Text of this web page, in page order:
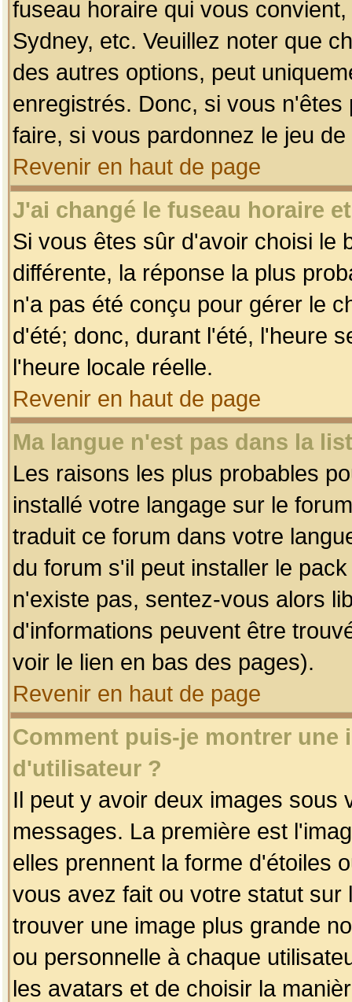
fuseau horaire qui vous
Sydney, etc. Veuillez noter que
des autres options, peut
enregistrés. Donc, si vous
faire, si vous pardonnez le jeu
Revenir en haut de page
J'ai changé le fuseau horaire
Si vous êtes sûr d'avoir choisi le
différente, la réponse la plus
n'a pas été conçu pour gérer le
d'été; donc, durant l'été, l'heure
l'heure locale réelle.
Revenir en haut de page
Ma langue n'est pas dans la
Les raisons les plus probables
installé votre langage sur le
traduit ce forum dans votre
du forum s'il peut installer le
n'existe pas, sentez-vous alors
d'informations peuvent être
voir le lien en bas des pages).
Revenir en haut de page
Comment puis-je montrer une
d'utilisateur ?
Il peut y avoir deux images sous
messages. La première est
elles prennent la forme d'étoiles
vous avez fait ou votre statut
trouver une image plus grande
ou personnelle à chaque
les avatars et de choisir la